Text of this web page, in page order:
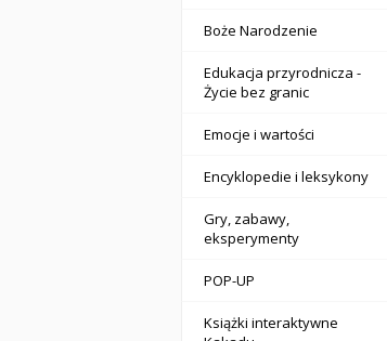
Boże Narodzenie
Edukacja przyrodnicza -
Życie bez granic
Emocje i wartości
Encyklopedie i leksykony
Gry, zabawy,
eksperymenty
POP-UP
Książki interaktywne